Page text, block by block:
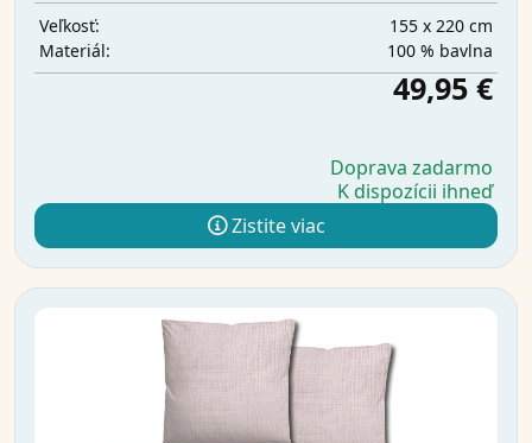
Veľkosť:
155 x 220 cm
Materiál:
100 % bavlna
49,95 €
Doprava zadarmo
K dispozícii ihneď
Zistite viac